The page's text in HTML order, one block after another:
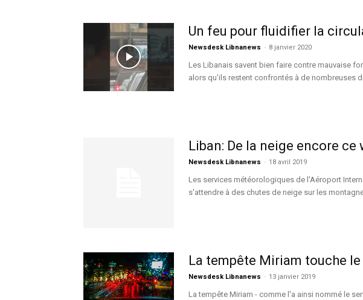
Un feu pour fluidifier la
Newsdesk Libnanews - 8 janvier 2020
Les Libanais savent bien faire contre mauvaise
alors qu'ils restent confrontés à de nombreuses
Liban: De la neige encore ce
Newsdesk Libnanews - 18 avril 2019
Les services météorologiques de l'Aéroport
s'attendre à des chutes de neige sur les
La tempête Miriam touche le
Newsdesk Libnanews - 13 janvier 2019
La tempête Miriam - comme l'a ainsi nommé le